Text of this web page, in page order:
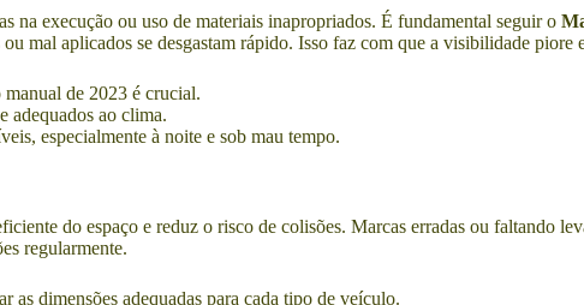
na execução ou uso de materiais inapropriados. É fundamental seguir o
mal aplicados se desgastam rápido. Isso faz com que a visibilidade piore
manual de 2023 é crucial.
adequados ao clima.
especialmente à noite e sob mau tempo.
do espaço e reduz o risco de colisões. Marcas erradas ou faltando
regularmente.
as dimensões adequadas para cada tipo de veículo.